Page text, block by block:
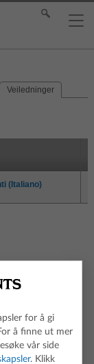
Veiledninger
(Italiano)
for å gi
å finne ut mer
vår side
. Klikk